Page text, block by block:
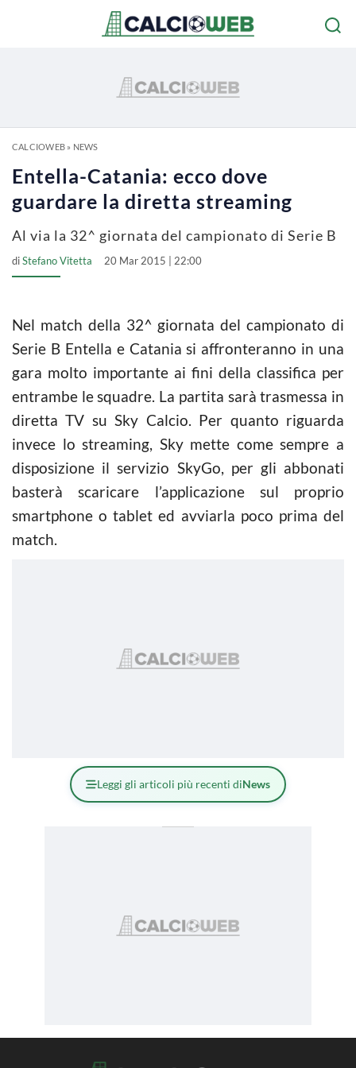
CALCIOWEB» NEWS
Entella-Catania: ecco dove
guardare la diretta streaming
Al via la 32^ giornata del campionato di Serie B
diStefano Vitetta 20 Mar 2015 | 22:00
Nel match della 32^ giornata del campionato di
Serie B Entella e Catania si affronteranno in una
gara molto importante ai fini della classifica per
entrambe le squadre. La partita sarà trasmessa in
diretta TV su Sky Calcio. Per quanto riguarda
invece lo streaming, Sky mette come sempre a
disposizione il servizio SkyGo, per gli abbonati
basterà scaricare l’applicazione sul proprio
smartphone o tablet ed avviarla poco prima del
match.
Leggi gli articoli più recenti diNews